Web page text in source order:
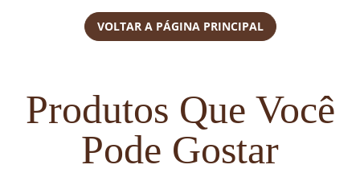
VOLTAR A PÁGINA PRINCIPAL
Produtos Que Você
Pode Gostar